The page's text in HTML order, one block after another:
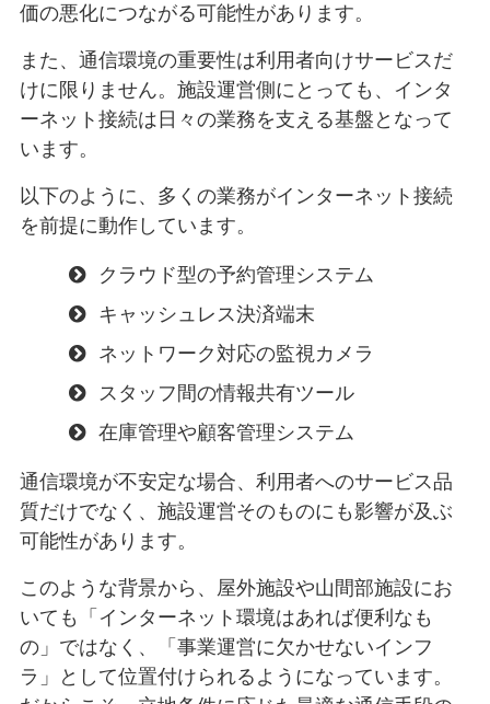
価の悪化につながる可能性があります。
また、通信環境の重要性は利用者向けサービスだ
けに限りません。施設運営側にとっても、インタ
ーネット接続は日々の業務を支える基盤となって
います。
以下のように、多くの業務がインターネット接続
を前提に動作しています。
クラウド型の予約管理システム
キャッシュレス決済端末
ネットワーク対応の監視カメラ
スタッフ間の情報共有ツール
在庫管理や顧客管理システム
通信環境が不安定な場合、利用者へのサービス品
質だけでなく、施設運営そのものにも影響が及ぶ
可能性があります。
このような背景から、屋外施設や山間部施設にお
いても「インターネット環境はあれば便利なも
の」ではなく、「事業運営に欠かせないインフ
ラ」として位置付けられるようになっています。